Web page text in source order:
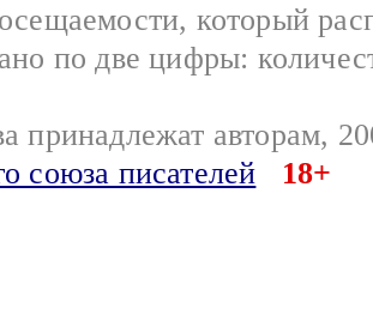
который
по две цифры:
принадлежат авторам,
союза писателей
18+